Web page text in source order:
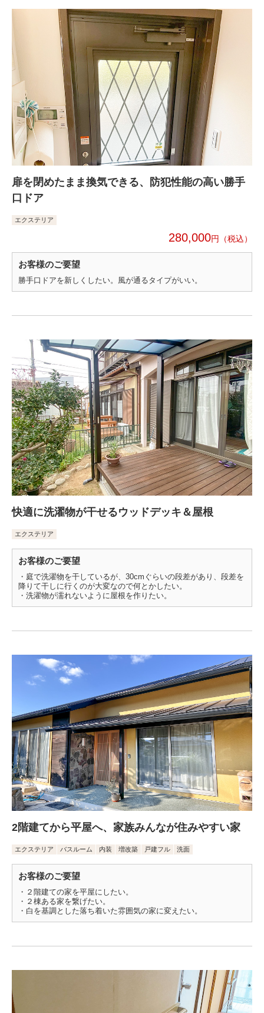
扉を閉めたまま換気できる、防犯性能の高い勝手
口ドア
エクステリア
280,000円
お客様のご要望
勝手口ドアを新しくしたい。風が通るタイプがいい。
快適に洗濯物が干せるウッドデッキ＆屋根
エクステリア
お客様のご要望
・庭で洗濯物を干しているが、30cmぐらいの段差があり、段差を
降りて干しに行くのが大変なので何とかしたい。
・洗濯物が濡れないように屋根を作りたい。
2階建てから平屋へ、家族みんなが住みやすい家
エクステリア バスルーム 内装 増改築 戸建フル 洗面
お客様のご要望
・２階建ての家を平屋にしたい。
・２棟ある家を繋げたい。
・白を基調とした落ち着いた雰囲気の家に変えたい。